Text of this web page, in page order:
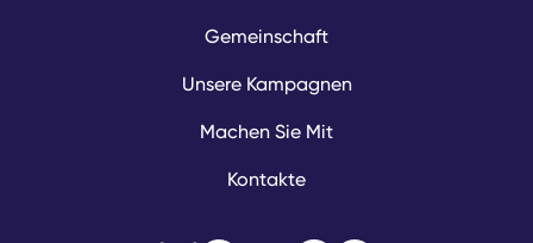
Gemeinschaft
Unsere Kampagnen
Machen Sie Mit
Kontakte